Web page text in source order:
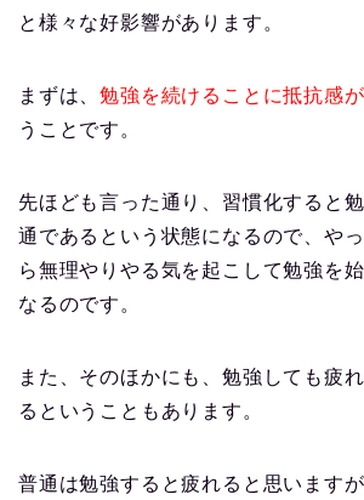
と様々な好影響があります。
まずは、勉強を続けることに抵抗感
うことです。
先ほども言った通り、習慣化すると
通であるという状態になるので、や
ら無理やりやる気を起こして勉強を
なるのです。
また、そのほかにも、勉強しても疲
るということもあります。
普通は勉強すると疲れると思います